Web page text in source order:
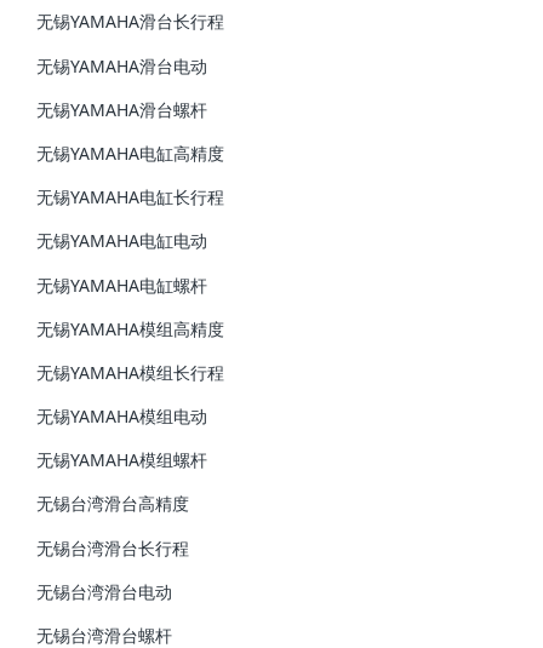
无锡YAMAHA滑台长行程
无锡YAMAHA滑台电动
无锡YAMAHA滑台螺杆
无锡YAMAHA电缸高精度
无锡YAMAHA电缸长行程
无锡YAMAHA电缸电动
无锡YAMAHA电缸螺杆
无锡YAMAHA模组高精度
无锡YAMAHA模组长行程
无锡YAMAHA模组电动
无锡YAMAHA模组螺杆
无锡台湾滑台高精度
无锡台湾滑台长行程
无锡台湾滑台电动
无锡台湾滑台螺杆